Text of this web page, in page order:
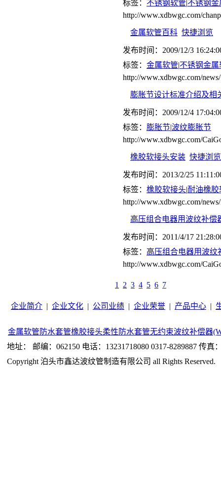
标签： 不锈钢软管|不锈钢
http://www.xdbwgc.com/
金属软管百科 快捷浏览
发布时间：2009/12/3
标签： 金属软管|不锈钢金属
http://www.xdbwgc.com/
膨胀节设计标准介绍及相
发布时间：2009/12/4
标签： 膨胀节|波纹膨胀节
http://www.xdbwgc.com/
橡胶软接头安装 快捷浏览
发布时间：2013/2/25
标签： 橡胶软接头|耐油橡
http://www.xdbwgc.com/
高压组合电器用波纹补偿
发布时间：2011/4/17
标签： 高压组合电器用波纹
http://www.xdbwgc.com/
1 2 3 4 5 6 7
企业简介 | 企业文化 | 公司业绩 | 企业荣誉 | 产品中心 |
金属软管 防水套管橡胶接头柔性防水套管无约束波纹补偿器
地址： 邮编：062150 电话：13231718080 0317-8289887 传真
Copyright 泊头市鑫达波纹管制造有限公司 all Rights Reserved.